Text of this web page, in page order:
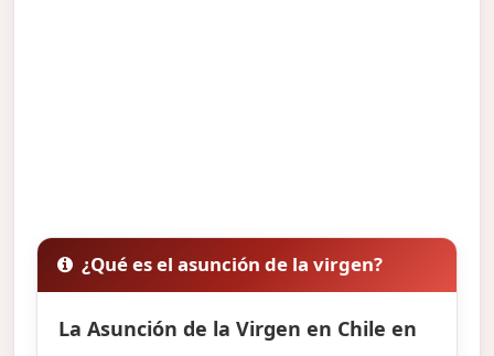
¿Qué es el asunción de la virgen?
La Asunción de la Virgen en Chile en